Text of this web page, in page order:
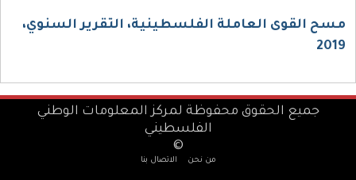
مسح القوى العاملة الفلسطينية، التقرير السنوي،
2019
جميع الحقوق محفوظة لمركز المعلومات الوطني
الفلسطيني
©
من نحن الاتصال بنا